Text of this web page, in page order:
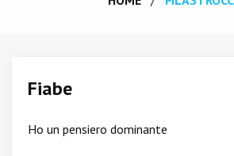
Fiabe
Ho un pensiero dominante